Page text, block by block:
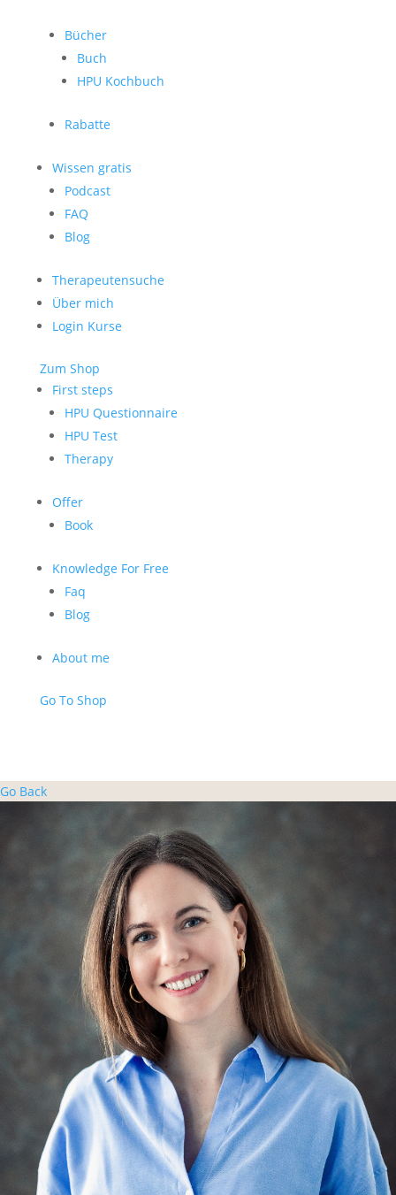
Bücher
Buch
HPU Kochbuch
Rabatte
Wissen gratis
Podcast
FAQ
Blog
Therapeutensuche
Über mich
Login Kurse
Zum Shop
First steps
HPU Questionnaire
HPU Test
Therapy
Offer
Book
Knowledge For Free
Faq
Blog
About me
Go To Shop
Go Back